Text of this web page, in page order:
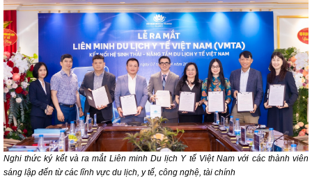
Nghi thức ký kết và ra mắt Liên minh Du lịch Y tế Việt Nam với các thành viên
sáng lập đến từ các lĩnh vực du lịch, y tế, công nghệ, tài chính